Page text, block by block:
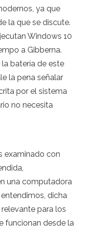
ya que
la que se discute.
Windows 10
a Gibberna.
batería de este
la pena señalar
por el sistema
no necesita
examinado con
una computadora
dicha
para los
funcionan desde la